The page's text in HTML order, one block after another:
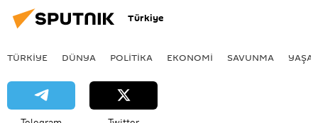
Türkiye
TÜRKIYE DÜNYA POLİTİKA EKONOMİ SAVUNMA